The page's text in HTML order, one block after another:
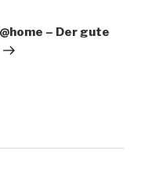
– Der gute